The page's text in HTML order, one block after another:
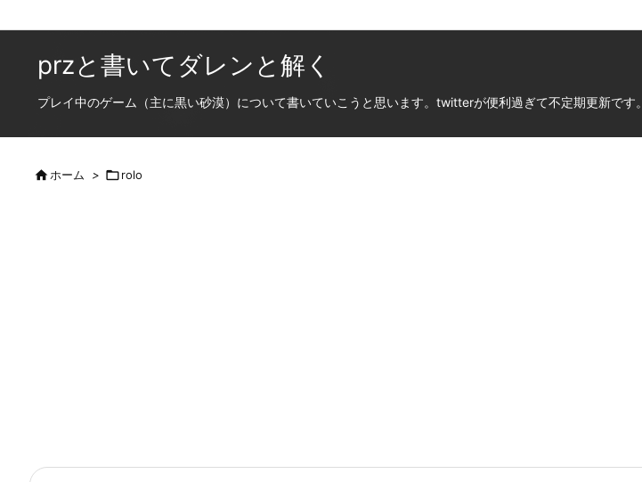
przと書いてダレンと解く
プレイ中のゲーム（主に黒い砂漠）について書いていこうと思います。twitterが便利過ぎて不定期更新です。
ホーム > rolo